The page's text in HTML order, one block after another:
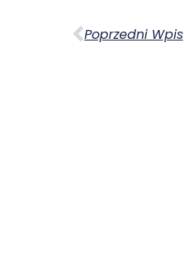
Poprzedni Wpis